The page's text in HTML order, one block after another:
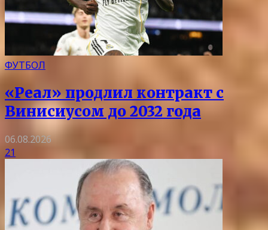
ФУТБОЛ
«Реал» продлил контракт с
Винисиусом до 2032 года
06.08.2026
21